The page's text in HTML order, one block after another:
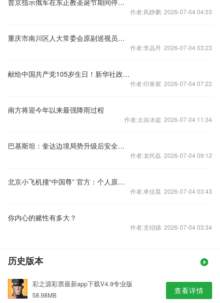
普京指示俄军在东正教圣诞节期间停火一天半
作者:凤静鹏 2026-07-04 04:53
重庆市南川区人大常委会原副巡视员邓昭军被开除党籍
作者:李晶丹 2026-07-04 03:23
献给中国共产党105岁生日！新华社政论片播出
作者:印泰紫 2026-07-04 07:22
南方将迎今年以来最强降雨过程
作者:太叔冰超 2026-07-04 11:34
巴基斯坦：奎达边境局势升级后安全状况
作者:龙民磊 2026-07-04 09:12
北京小飞机撞“中国尊” 官方：个人原因造成危害公共安全案件
作者:单信晨 2026-07-04 03:43
你内心的赌性有多大？
作者:支绍娣 2026-07-04 03:34
历史版本
彩之源彩票最新app下载V4.9专业版
58.98MB 查看详情